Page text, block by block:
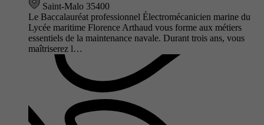
Saint-Malo 35400
Le Baccalauréat professionnel Électromécanicien marine du
Lycée maritime Florence Arthaud vous forme aux métiers
essentiels de la maintenance navale. Durant trois ans, vous
maîtriserez l…